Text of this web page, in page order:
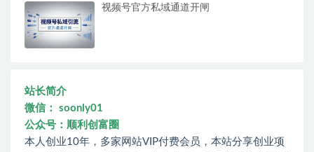
视频号官方私域通道开闸
站长简介
微信： soonly01
公众号：顺利创富圈
本人创业10年，多家网站VIP付费会员，本站分享创业项